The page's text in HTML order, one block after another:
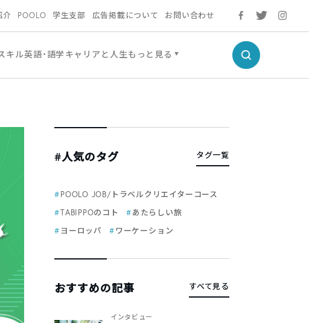
介 POOLO 学生支部 広告掲載について お問い合わせ
キル英語・語学 キャリアと人生もっと見る
#人気のタグ タグ一覧
POOLO JOB/トラベルクリエイターコース
TABIPPOのコト
あたらしい旅
ヨーロッパ
ワーケーション
おすすめの記事 すべて見る
インタビュー